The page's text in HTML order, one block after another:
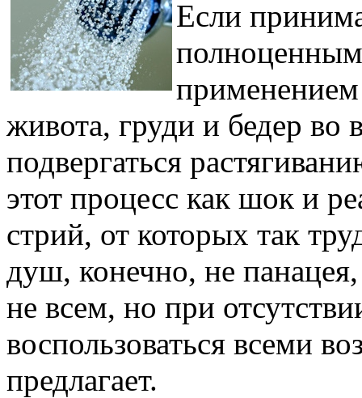
Если
применением
живота, груди и бедер во
подвергаться
этот процесс как шок и
стрий, от которых так
душ, конечно, не панацея,
не всем, но при
воспользоваться всеми
предлагает.